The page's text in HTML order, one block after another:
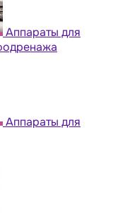
Аппараты для
Аппараты для